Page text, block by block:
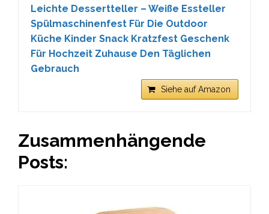
Leichte Dessertteller – Weiße Essteller
Spülmaschinenfest Für Die Outdoor
Küche Kinder Snack Kratzfest Geschenk
Für Hochzeit Zuhause Den Täglichen
Gebrauch
Siehe auf Amazon
Zusammenhängende
Posts: